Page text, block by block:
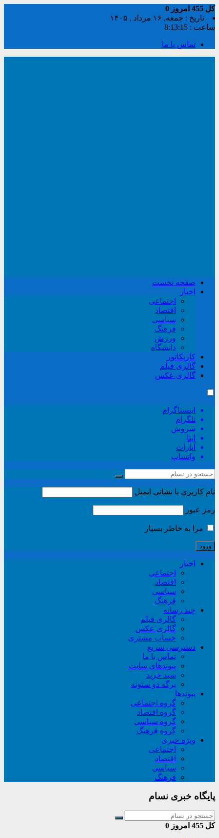
کل امروز 0
تاریخ : جمعه, ۱۶ مرداد , ۱۴۰۵
ساعت : 8:13:15
تماس با ما
صفحه نخست
اخبار
اجتماعی
اقتصاد
سیاسی
فرهنگ
ورزش
دانشگاه
کاریکاتور
گالری فیلم
گالری عکس
اینستاگرام
تلگرام
سروش
ایتا
آپارات
واتساپ
نام کاربری یا نشانی ایمیل
رمز عبور
مرا به خاطر بسپار
اخبار
اجتماعی
اقتصاد
سیاسی
فرهنگ
چند رسانه
گالری فیلم
گالری عکس
حساب مشتری
دسترسی سریع
تماس با ما
پیوندهای سایت
سبد خريد
برگه دو ستونه
پیوندها
گروه اجتماعی
گروه اقتصاد
گروه سیاسی
گروه فرهنگ
ویژه خبری
اجتماعی
اقتصاد
سیاسی
فرهنگ
پایگاه خبری نسام
کل امروز 0